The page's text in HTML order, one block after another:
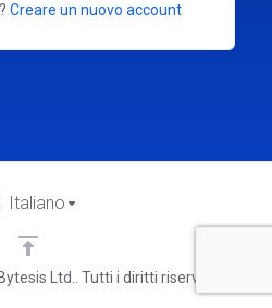
Creare un nuovo account
Ltd.. Tutti i diritti riservati.
Italiano